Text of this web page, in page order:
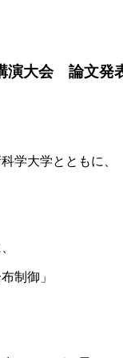
演大会 論文発
学大学とともに、
制御」